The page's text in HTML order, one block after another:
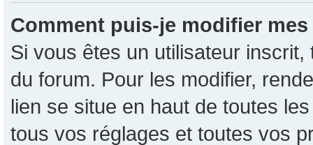
Comment puis-je modifier
Si vous êtes un utilisateur
du forum. Pour les modifier,
lien se situe en haut de toutes
tous vos réglages et toutes vos